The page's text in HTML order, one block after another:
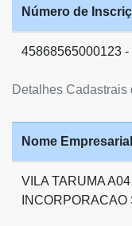
Detalhes
Número de
45868565000123 -
Nome Empresarial
VILA TARUMA
INCORPORACAO